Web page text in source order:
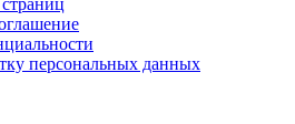
персональных данных